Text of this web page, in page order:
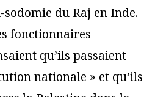
du Raj en Inde.
fonctionnaires
qu’ils passaient
nationale » et qu’ils